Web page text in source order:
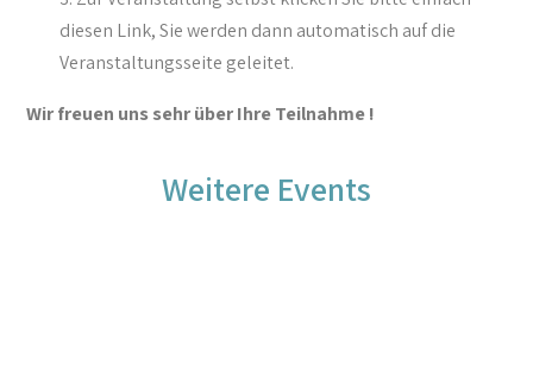
diesen Link, Sie werden dann automatisch auf die
Veranstaltungsseite geleitet.
Wir freuen uns sehr über Ihre Teilnahme !
Weitere Events